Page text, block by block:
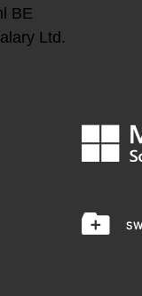
BE
Ltd.